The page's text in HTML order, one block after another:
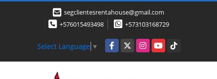
segclientesrentahouse@gmail.com
+576015493498
+573103168729
Select Language ▼ Facebook
X InstagramYouTubeTikTok